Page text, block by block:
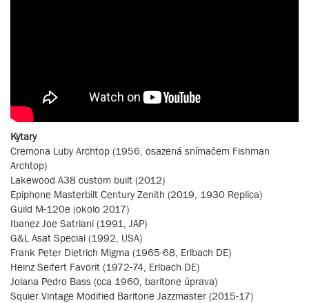
Kytary
Cremona Luby Archtop (1956, osazená snímačem Fishman
Archtop)
Lakewood A38 custom built (2012)
Epiphone Masterbilt Century Zenith (2019, 1930 Replica)
Guild M-120e (okolo 2017)
Ibanez Joe Satriani (1991, JAP)
G&L Asat Special (1992, USA)
Frank Peter Dietrich Migma (1965-68, Erlbach DE)
Heinz Seifert Favorit (1972-74, Erlbach DE)
Jolana Pedro Bass (cca 1960, baritone úprava)
Squier Vintage Modified Baritone Jazzmaster (2015-17)